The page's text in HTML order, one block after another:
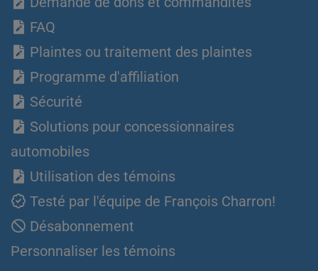
FAQ
Plaintes ou traitement des plaintes
Programme d'affiliation
Sécurité
Solutions pour concessionnaires
automobiles
Utilisation des témoins
Testé par l'équipe de François Charron!
Désabonnement
Personnaliser les témoins